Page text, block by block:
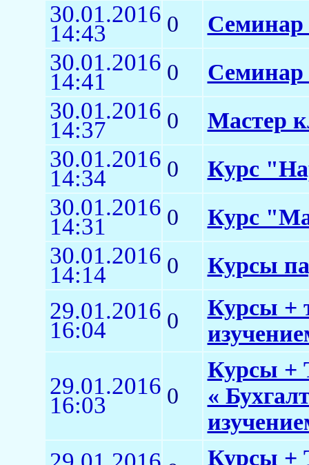
30.01.2016
14:43 0 Семинар
30.01.2016
14:41 0 Семинар
30.01.2016
14:37 0 Мастер
30.01.2016
14:34 0 Курс
30.01.2016
14:31 0 Курс
30.01.2016
14:14 0 Курсы
29.01.2016
16:04 0
Курсы +
29.01.2016
16:03 0
Курсы +
«
Курсы +